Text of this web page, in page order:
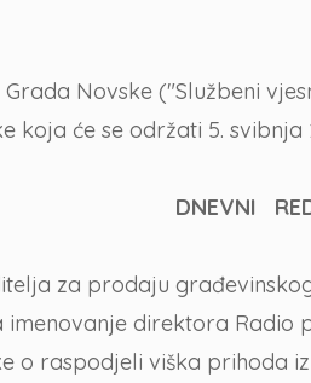
Novske ("Službeni
koja će se održati 5.
DNEVNI
za prodaju
direktora Radio
o raspodjeli viška prihoda iz